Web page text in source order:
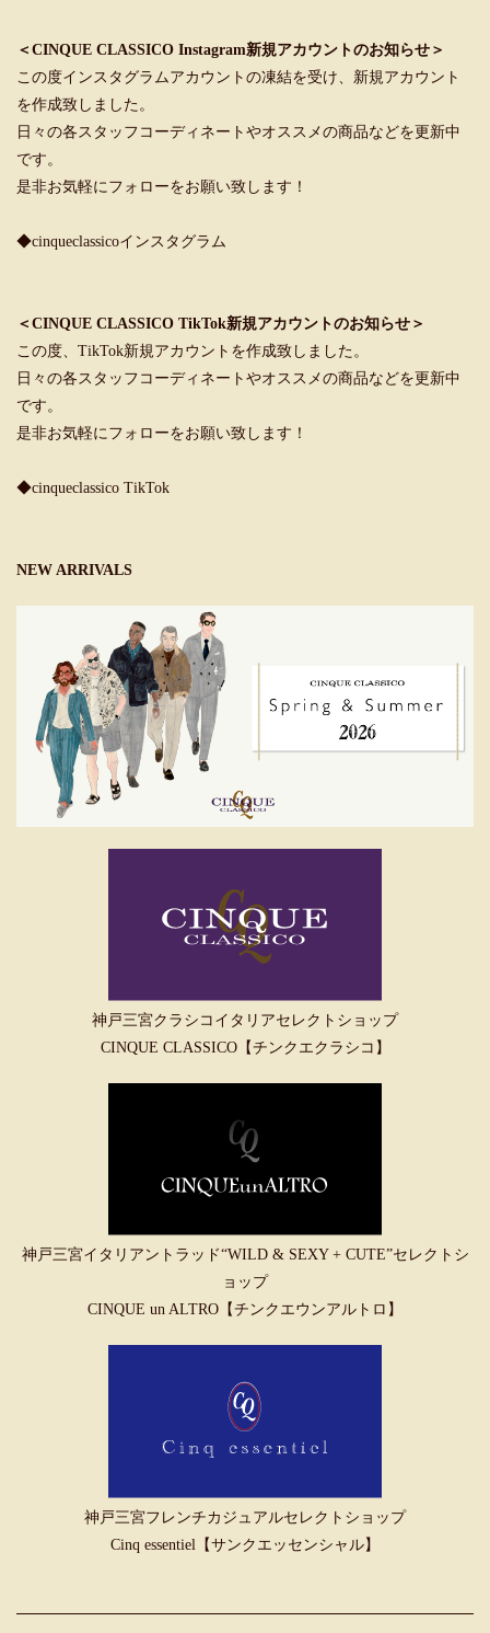
＜CINQUE CLASSICO Instagram新規アカウントのお知らせ＞
この度インスタグラムアカウントの凍結を受け、新規アカウント
を作成致しました。
日々の各スタッフコーディネートやオススメの商品などを更新中
です。
是非お気軽にフォローをお願い致します！
◆cinqueclassicoインスタグラム
＜CINQUE CLASSICO TikTok新規アカウントのお知らせ＞
この度、TikTok新規アカウントを作成致しました。
日々の各スタッフコーディネートやオススメの商品などを更新中
です。
是非お気軽にフォローをお願い致します！
◆cinqueclassico TikTok
NEW ARRIVALS
神戸三宮クラシコイタリアセレクトショップ
CINQUE CLASSICO【チンクエクラシコ】
神戸三宮イタリアントラッド“WILD & SEXY + CUTE”セレクトシ
ョップ
CINQUE un ALTRO【チンクエウンアルトロ】
神戸三宮フレンチカジュアルセレクトショップ
Cinq essentiel【サンクエッセンシャル】